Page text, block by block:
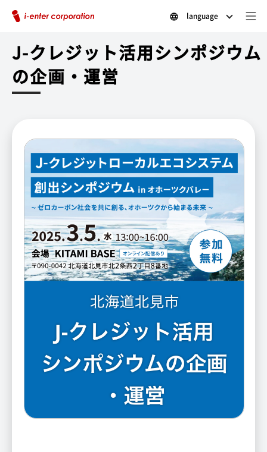
language
J-クレジット活用シンポジウム
の企画・運営